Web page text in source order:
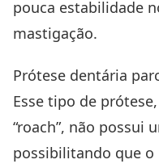
pouca estabilidade
mastigação.
Prótese dentária
Esse tipo de
“roach”, não possui
possibilitando que